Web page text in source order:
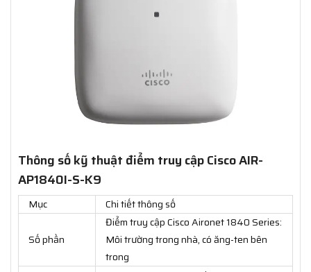
Thông số kỹ thuật điểm truy cập Cisco AIR-
AP1840I-S-K9
Mục Chi tiết thông số
Số phần
Điểm truy cập Cisco Aironet 1840 Series:
Môi trường trong nhà, có ăng-ten bên
trong